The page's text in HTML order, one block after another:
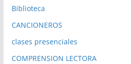
Biblioteca
CANCIONEROS
clases presenciales
COMPRENSION LECTORA